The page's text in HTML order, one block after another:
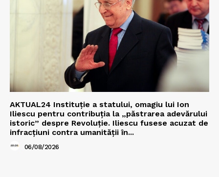
AKTUAL24 Instituție a statului, omagiu lui Ion
Iliescu pentru contribuția la „păstrarea adevărului
istoric” despre Revoluție. Iliescu fusese acuzat de
infracțiuni contra umanității în...
06/08/2026